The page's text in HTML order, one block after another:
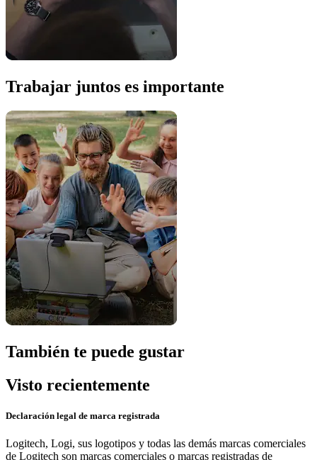
Trabajar juntos es importante
También te puede gustar
Visto recientemente
Declaración legal de marca registrada
Logitech, Logi, sus logotipos y todas las demás marcas comerciales
de Logitech son marcas comerciales o marcas registradas de